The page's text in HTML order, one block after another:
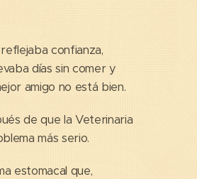
confianza,
días sin comer y
amigo no está bien.
de que la Veterinaria
más serio.
estomacal que,